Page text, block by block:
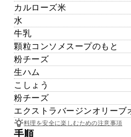
カルローズ米
水
牛乳
顆粒コンソメスープのもと
粉チーズ
生ハム
こしょう
粉チーズ
エクストラバージンオリーブ
料理を安全に楽しむための注意事項
手順